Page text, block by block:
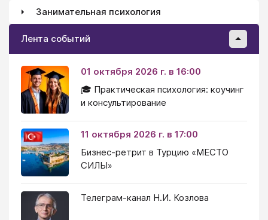
Занимательная психология
Лента событий
01 октября 2026 г. в 16:00
🎓 Практическая психология: коучинг
и консультирование
11 октября 2026 г. в 17:00
Бизнес-ретрит в Турцию «МЕСТО
СИЛЫ»
Телеграм-канал Н.И. Козлова